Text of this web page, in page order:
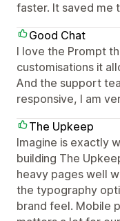
faster. It saved me
Good Chat
I love the Prompt
customisations it
And the support
responsive, I am
The Upkeep
Imagine is exactly
building The
heavy pages well
the typography
brand feel. Mobile